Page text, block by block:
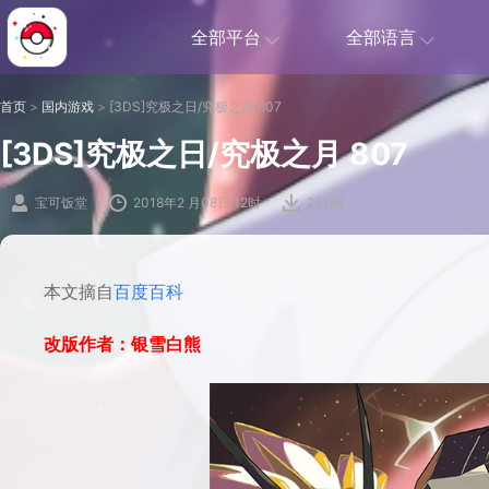
全部平台 全部语言
首页 > 国内游戏 > [3DS]究极之日/究极之月 807
[3DS]究极之日/究极之月 807
宝可饭堂 2018年2 月08日 12时 22184
本文摘自百度百科
改版作者：银雪白熊